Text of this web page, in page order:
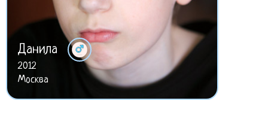
Данила
2012
Москва